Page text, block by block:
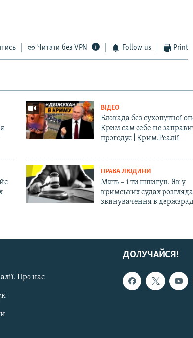
Читати без VPN Follow us Print
ВІДЕО
Блокада без сухопутної
Крим сам себе не
прогодує | Крим.Реалії
ПРАВА ЛЮДИНИ
Мить – і ти шпигун. Як у
кримських судах
звинувачення в
ДОЛУЧАЙСЯ!
Про нас